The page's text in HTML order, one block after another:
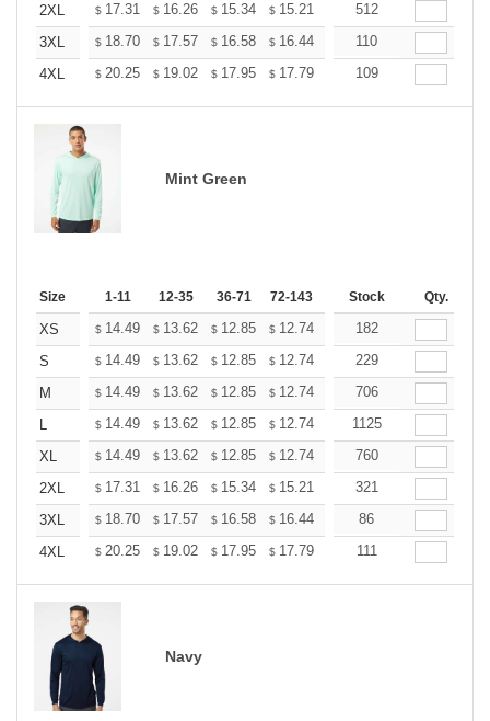
2XL
$ 17.31 $ 16.26 $ 15.34 $ 15.21 14.95
512
3XL
$ 18.70 $ 17.57 $ 16.58 $ 16.44 16.15
110
4XL
$ 20.25 $ 19.02 $ 17.95 $ 17.79 17.49
109
Mint Green
Size 1-11 12-35 36-71 72-143 144-287 288 + More
Stock Qty.
XS $ 14.49 $ 13.62 $ 12.85 $ 12.74 12.52
182
S
$ 14.49 $ 13.62 $ 12.85 $ 12.74 12.52
229
M
$ 14.49 $ 13.62 $ 12.85 $ 12.74 12.52
706
L
$ 14.49 $ 13.62 $ 12.85 $ 12.74 12.52
1125
XL
$ 14.49 $ 13.62 $ 12.85 $ 12.74 12.52
760
2XL
$ 17.31 $ 16.26 $ 15.34 $ 15.21 14.95
321
3XL
$ 18.70 $ 17.57 $ 16.58 $ 16.44 16.15
86
4XL
$ 20.25 $ 19.02 $ 17.95 $ 17.79 17.49
111
Navy